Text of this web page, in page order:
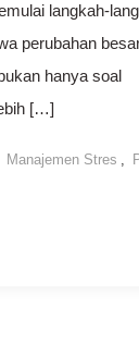
langkah-
perubahan
hanya soal
[…]
Manajemen Stres ,